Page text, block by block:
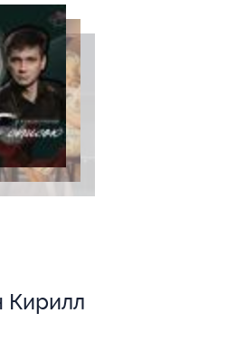
Кирилл